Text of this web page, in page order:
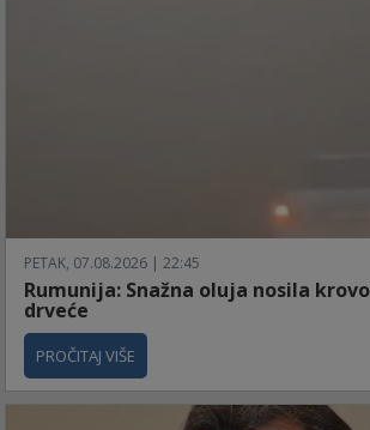
PETAK, 07.08.2026 | 22:45
Rumunija: Snažna oluja nosila
drveće
PROČITAJ VIŠE